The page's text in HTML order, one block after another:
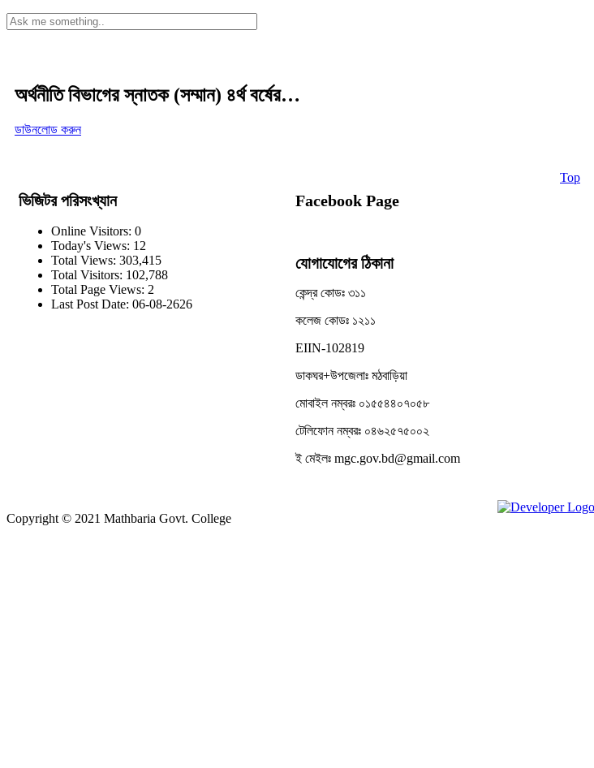
অর্থনীতি বিভাগের স্নাতক (সম্মান) ৪র্থ বর্ষের…
ডাউনলোড করুন
ভিজিটর পরিসংখ্যান
Online Visitors: 0
Today's Views: 12
Total Views: 303,415
Total Visitors: 102,788
Total Page Views: 2
Last Post Date: 06-08-2626
Facebook Page
যোগাযোগের ঠিকানা
কেন্দ্র কোডঃ ৩১১
কলেজ কোডঃ ১২১১
EIIN-102819
ডাকঘর+উপজেলাঃ মঠবাড়িয়া
মোবাইল নম্বরঃ ০১৫৫৪৪০৭০৫৮
টেলিফোন নম্বরঃ ০৪৬২৫৭৫০০২
ই মেইলঃ mgc.gov.bd@gmail.com
Copyright © 2021 Mathbaria Govt. College
Top